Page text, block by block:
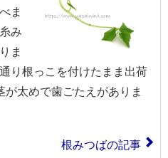
ま
み
ま
り根っこを付けたまま出荷
太めで歯ごたえがありま
根みつばの記事